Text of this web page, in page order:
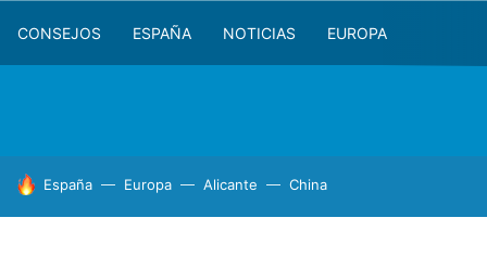
CONSEJOS ESPAÑA NOTICIAS EUROPA
HOY SE HABLA DE
España Europa Alicante China